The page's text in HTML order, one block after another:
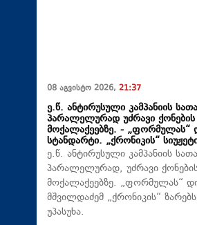
08 აგვისტო 2026, 21:37
ე.წ. ანტირუსული კამპანიის
პარალელურად უძრავი ქონების
მოქალაქეებზე. - „ფორმულას“
სტანდარტი. „ქრონიკის“
ე.წ. ანტირუსული კამპანიის
პარალელურად, უძრავი ქონების
მოქალაქეებზე. „ფორმულას“
მშვილდაძემ „ქრონიკის“
უპასუხა.